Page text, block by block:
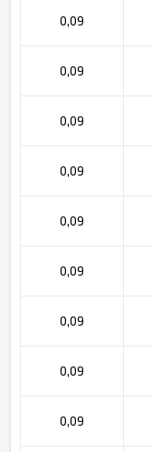
0,09
0,09
0,09
0,09
0,09
0,09
0,09
0,09
0,09